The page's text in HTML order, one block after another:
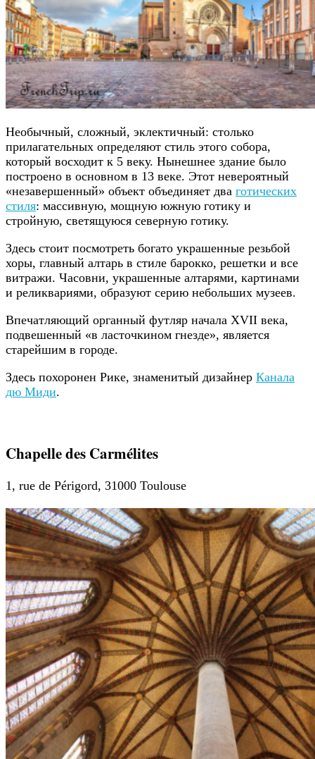
Необычный, сложный, эклектичный: столько
прилагательных определяют стиль этого собора,
который восходит к 5 веку. Нынешнее здание было
построено в основном в 13 веке. Этот невероятный
«незавершенный» объект объединяет два готических
стиля: массивную, мощную южную готику и
стройную, светящуюся северную готику.
Здесь стоит посмотреть богато украшенные резьбой
хоры, главный алтарь в стиле барокко, решетки и все
витражи. Часовни, украшенные алтарями, картинами
и реликвариями, образуют серию небольших музеев.
Впечатляющий органный футляр начала XVII века,
подвешенный «в ласточкином гнезде», является
старейшим в городе.
Здесь похоронен Рике, знаменитый дизайнер Канала
дю Миди.
Chapelle des Carmélites
1, rue de Périgord, 31000 Toulouse